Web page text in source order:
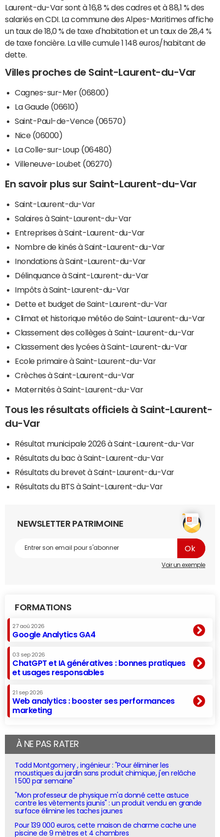
Laurent-du-Var sont à 16,8 % des cadres et à 88,1 % des
salariés en CDI. La commune des Alpes-Maritimes affiche
un taux de 18,0 % de taxe d'habitation et un taux de 28,4 %
de taxe foncière. La ville cumule 1 148 euros/habitant de
dette.
Villes proches de Saint-Laurent-du-Var
Cagnes-sur-Mer (06800)
La Gaude (06610)
Saint-Paul-de-Vence (06570)
Nice (06000)
La Colle-sur-Loup (06480)
Villeneuve-Loubet (06270)
En savoir plus sur Saint-Laurent-du-Var
Saint-Laurent-du-Var
Salaires à Saint-Laurent-du-Var
Entreprises à Saint-Laurent-du-Var
Nombre de kinés à Saint-Laurent-du-Var
Inondations à Saint-Laurent-du-Var
Délinquance à Saint-Laurent-du-Var
Impôts à Saint-Laurent-du-Var
Dette et budget de Saint-Laurent-du-Var
Climat et historique météo de Saint-Laurent-du-Var
Classement des collèges à Saint-Laurent-du-Var
Classement des lycées à Saint-Laurent-du-Var
Ecole primaire à Saint-Laurent-du-Var
Crèches à Saint-Laurent-du-Var
Maternités à Saint-Laurent-du-Var
Tous les résultats officiels à Saint-Laurent-
du-Var
Résultat municipale 2026 à Saint-Laurent-du-Var
Résultats du bac à Saint-Laurent-du-Var
Résultats du brevet à Saint-Laurent-du-Var
Résultats du BTS à Saint-Laurent-du-Var
NEWSLETTER PATRIMOINE
Voir un exemple
FORMATIONS
27 aoû 2026
Google Analytics GA4
03 sep 2026
ChatGPT et IA génératives : bonnes pratiques
et usages responsables
21 sep 2026
Web analytics : booster ses performances
marketing
À NE PAS RATER
Todd Montgomery , ingénieur : "Pour éliminer les
moustiques du jardin sans produit chimique, j'en relâche
1 500 par semaine"
"Mon professeur de physique m'a donné cette astuce
contre les vêtements jaunis" : un produit vendu en grande
surface élimine les taches jaunes
Pour 139 000 euros, cette maison de charme cache une
piscine de 9 mètres et 4 chambres